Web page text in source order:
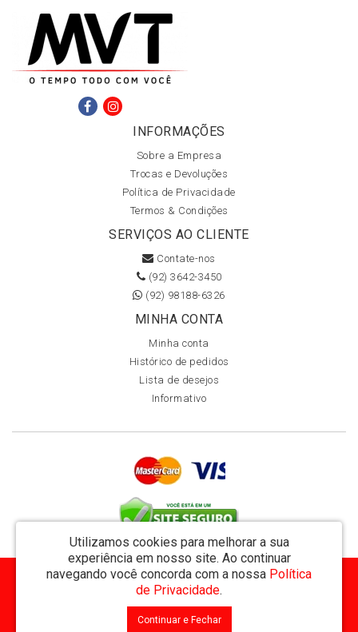
INFORMAÇÕES
Sobre a Empresa
Trocas e Devoluções
Política de Privacidade
Termos & Condições
SERVIÇOS AO CLIENTE
Contate-nos
(92) 3642-3450
(92) 98188-6326
MINHA CONTA
Minha conta
Histórico de pedidos
Lista de desejos
Informativo
Utilizamos cookies para melhorar a sua
experiência em nosso site. Ao continuar
navegando você concorda com a nossa Política
de Privacidade.
Continuar e Fechar
MVT Comércio de Representação de Livros Ltda - CNPJ: 11.162.894/0001-32
Rua Visconde de Utinga 234 - Parque das Laranjeiras - Manaus / AM - CEP: 69058-810
MVT Livraria © 2026